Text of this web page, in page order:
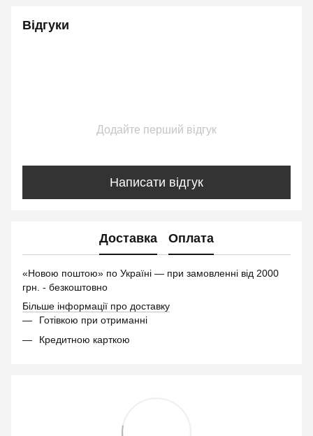
Відгуки
Додайте перший відгук
Написати відгук
Доставка Оплата
«Новою поштою» по Україні — при замовленні від 2000
грн. - безкоштовно
Більше інформації про доставку
Готівкою при отриманні
Кредитною карткою